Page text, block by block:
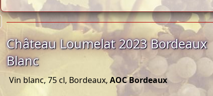
Château Loumelat 2023 Bordeaux
Blanc
Vin blanc, 75 cl, Bordeaux, AOC Bordeaux